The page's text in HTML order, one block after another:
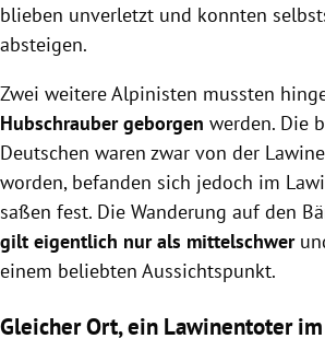
blieben unverletzt und konnten
absteigen.
Zwei weitere Alpinisten mussten
Hubschrauber geborgen werden. Die
Deutschen waren zwar von der
worden, befanden sich jedoch im
saßen fest. Die Wanderung auf den
gilt eigentlich nur als mittelschwer
einem beliebten Aussichtspunkt.
Gleicher Ort, ein Lawinentoter